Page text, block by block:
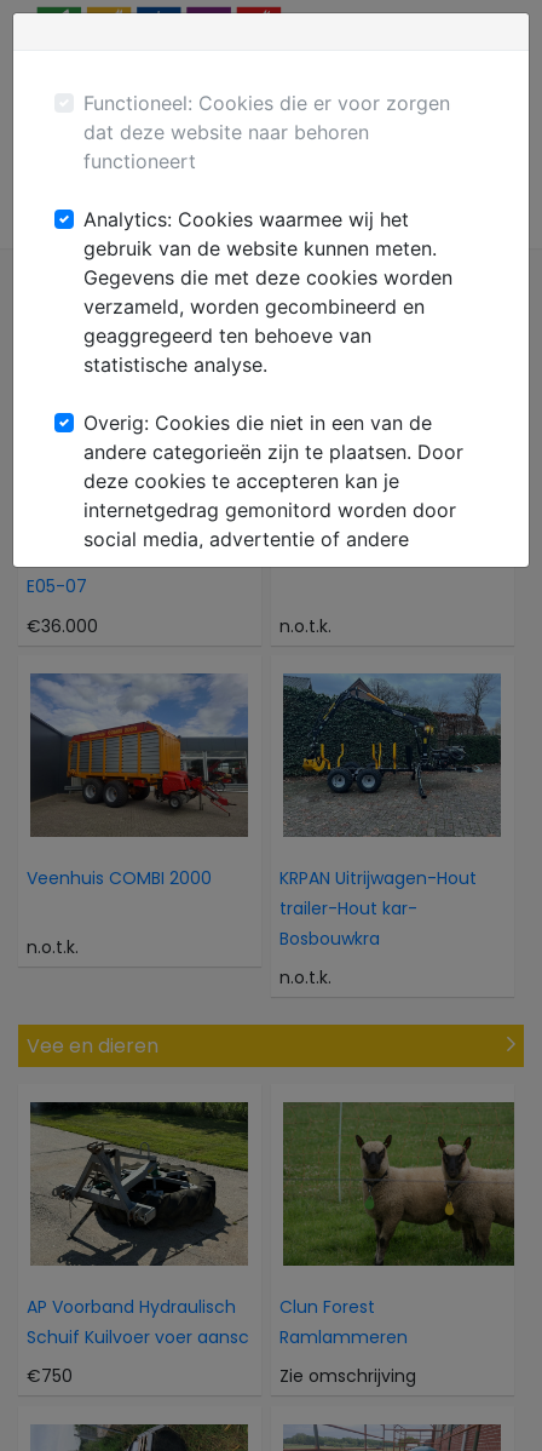
Plaats gratis advertentie
Mechanisatie
WACKER NEUSON 6503-2
E05-07
€36.000
n.o.t.k.
Veenhuis COMBI 2000
n.o.t.k.
KRPAN Uitrijwagen-Hout
trailer-Hout kar-
Bosbouwkra
n.o.t.k.
Vee en dieren
AP Voorband Hydraulisch
Schuif Kuilvoer voer aansc
€750
Clun Forest
Ramlammeren
Zie omschrijving